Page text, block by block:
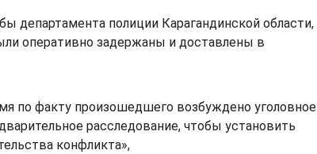
департамента полиции Карагандинской области,
оперативно задержаны и доставлены в
по факту произошедшего возбуждено уголовное
расследование, чтобы установить
конфликта»,